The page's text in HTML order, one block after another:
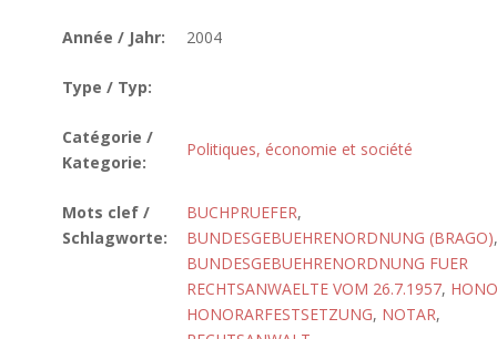
Année / Jahr: 2004
Type / Typ:
Catégorie /
Kategorie:
Politiques, économie et société
Mots clef /
Schlagworte:
BUCHPRUEFER,
BUNDESGEBUEHRENORDNUNG (BRAGO),
BUNDESGEBUEHRENORDNUNG FUER
RECHTSANWAELTE VOM 26.7.1957,
HONORARFESTSETZUNG, NOTAR,